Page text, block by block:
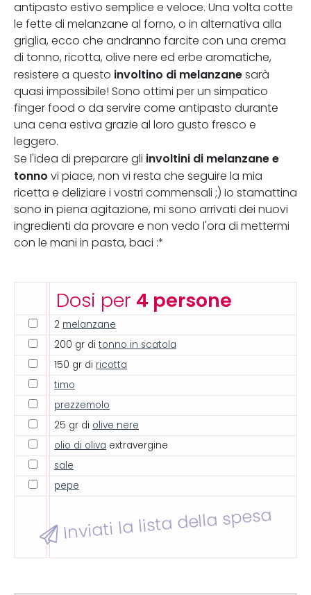
antipasto estivo semplice e veloce. Una volta cotte
le fette di melanzane al forno, o in alternativa alla
griglia, ecco che andranno farcite con una crema
di tonno, ricotta, olive nere ed erbe aromatiche,
resistere a questo involtino di melanzane sarà
quasi impossibile! Sono ottimi per un simpatico
finger food o da servire come antipasto durante
una cena estiva grazie al loro gusto fresco e
leggero.
Se l'idea di preparare gli involtini di melanzane e
tonno vi piace, non vi resta che seguire la mia
ricetta e deliziare i vostri commensali ;) Io stamattina
sono in piena agitazione, mi sono arrivati dei nuovi
ingredienti da provare e non vedo l'ora di mettermi
con le mani in pasta, baci :*
Dosi per 4 persone
2 melanzane
200 gr di tonno in scatola
150 gr di ricotta
timo
prezzemolo
25 gr di olive nere
olio di oliva extravergine
sale
pepe
Inviati la lista della spesa